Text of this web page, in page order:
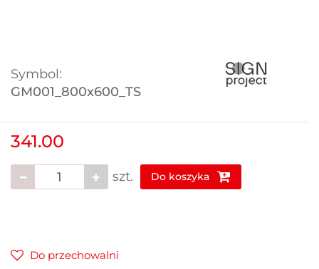
Symbol:
GM001_800x600_TS
341.00
szt. Do koszyka
Do przechowalni